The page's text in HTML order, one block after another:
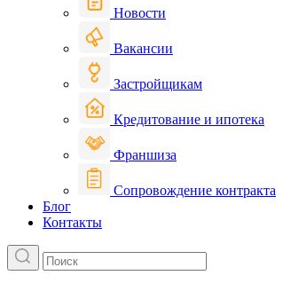
Новости
Вакансии
Застройщикам
Кредитование и ипотека
Франшиза
Сопровождение контракта
Блог
Контакты